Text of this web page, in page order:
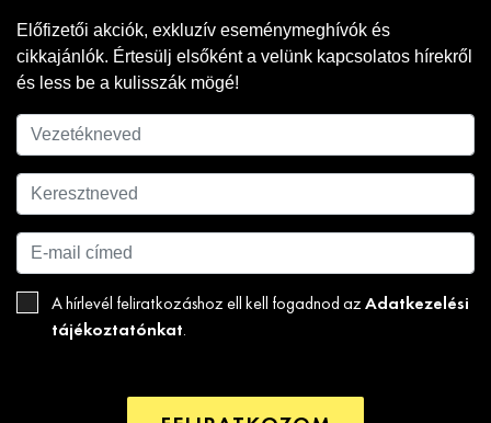
Előfizetői akciók, exkluzív eseménymeghívók és
cikkajánlók. Értesülj elsőként a velünk kapcsolatos hírekről
és less be a kulisszák mögé!
A hírlevél feliratkozáshoz ell kell fogadnod az Adatkezelési
tájékoztatónkat.